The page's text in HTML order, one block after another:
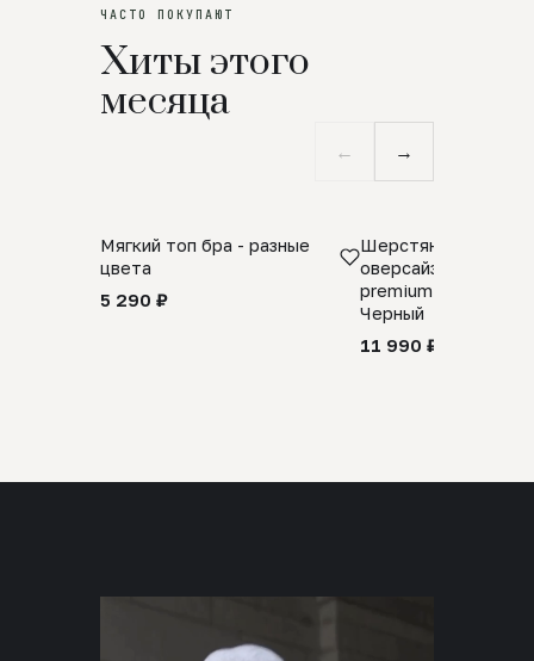
ЧАСТО ПОКУПАЮТ
Хиты этого
месяца
← →
Мягкий топ бра - разные
цвета
5 290 ₽
Шерстяной свитер
оверсайз 100%
premium merino
Черный
11 990 ₽